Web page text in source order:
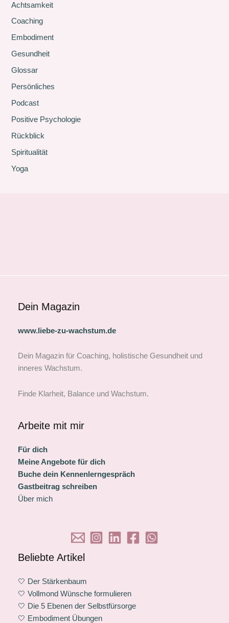
Achtsamkeit
Coaching
Embodiment
Gesundheit
Glossar
Persönliches
Podcast
Positive Psychologie
Rückblick
Spiritualität
Yoga
Dein Magazin
www.liebe-zu-wachstum.de
Dein Magazin für Coaching, holistische Gesundheit und
inneres Wachstum.
Finde Klarheit, Balance und Wachstum.
Arbeite mit mir
Für dich
Meine Angebote für dich
Buche dein Kennenlerngespräch
Gastbeitrag schreiben
Über mich
Beliebte Artikel
🤍 Der Stärkenbaum
🤍 Vollmond Wünsche formulieren
🤍 Die 5 Ebenen der Selbstfürsorge
🤍 Embodiment Übungen